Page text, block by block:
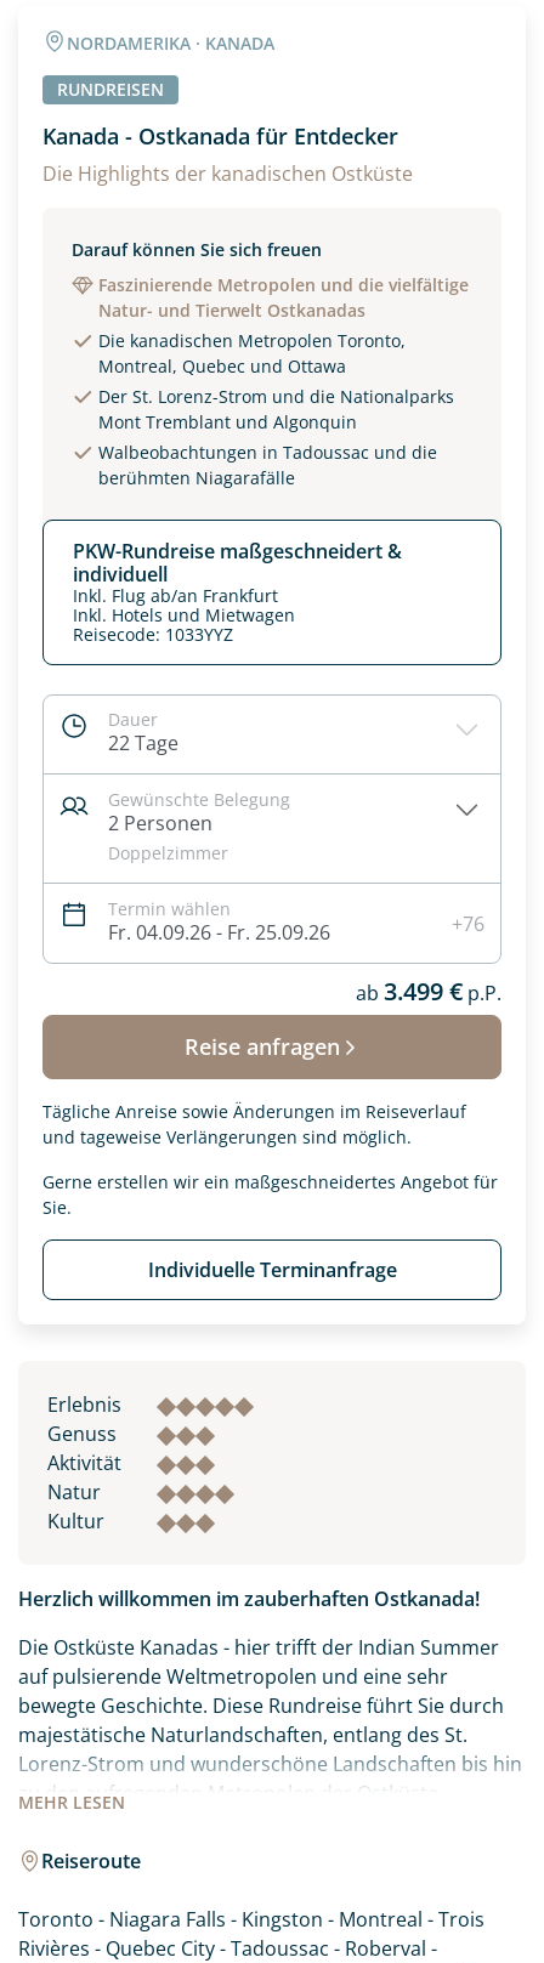
NORDAMERIKA · KANADA
RUNDREISEN
Kanada - Ostkanada für Entdecker
Die Highlights der kanadischen Ostküste
Darauf können Sie sich freuen
Faszinierende Metropolen und die vielfältige
Natur- und Tierwelt Ostkanadas
Die kanadischen Metropolen Toronto,
Montreal, Quebec und Ottawa
Der St. Lorenz-Strom und die Nationalparks
Mont Tremblant und Algonquin
Walbeobachtungen in Tadoussac und die
berühmten Niagarafälle
PKW-Rundreise maßgeschneidert &
individuell
Inkl. Flug ab/an Frankfurt
Inkl. Hotels und Mietwagen
Reisecode: 1033YYZ
Dauer
22 Tage
Gewünschte Belegung
2 Personen
Doppelzimmer
Termin wählen
Fr. 04.09.26 - Fr. 25.09.26 +76
ab 3.499 € p.P.
Reise anfragen
Tägliche Anreise sowie Änderungen im Reiseverlauf
und tageweise Verlängerungen sind möglich.
Gerne erstellen wir ein maßgeschneidertes Angebot für
Sie.
Individuelle Terminanfrage
Erlebnis
Genuss
Aktivität
Natur
Kultur
MEHR LESEN
Herzlich willkommen im zauberhaften Ostkanada!
Die Ostküste Kanadas - hier trifft der Indian Summer
auf pulsierende Weltmetropolen und eine sehr
bewegte Geschichte. Diese Rundreise führt Sie durch
majestätische Naturlandschaften, entlang des St.
Lorenz-Strom und wunderschöne Landschaften bis hin
zu den aufregenden Metropolen der Ostküste.
Niagarafälle auf einer Reise durch Ostkanada nicht
fehlen.
Reiseroute
Toronto - Niagara Falls - Kingston - Montreal - Trois
Rivières - Quebec City - Tadoussac - Roberval -
Alter
Unterkunft
EZ Familienzimmer
Reisebeginn
Option 2
Weitere Informationen
Datenschutz & Transparenz ist uns sehr wichtig!
Die Anfrage wird via SSL verschlüsselt an unseren Server
geschickt. Mit Absenden des Formulars, erklären Sie, dass
Widerrufhinweisezur
Kenntnis genommen und akzeptiert haben.